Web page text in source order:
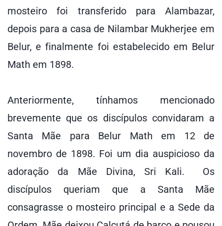
mosteiro foi transferido para Alambazar,
depois para a casa de Nilambar Mukherjee em
Belur, e finalmente foi estabelecido em Belur
Math em 1898.
Anteriormente, tínhamos mencionado
brevemente que os discípulos convidaram a
Santa Mãe para Belur Math em 12 de
novembro de 1898. Foi um dia auspicioso da
adoração da Mãe Divina, Sri Kali. Os
discípulos queriam que a Santa Mãe
consagrasse o mosteiro principal e a Sede da